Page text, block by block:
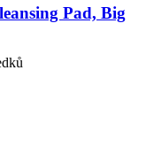
Pad, Big